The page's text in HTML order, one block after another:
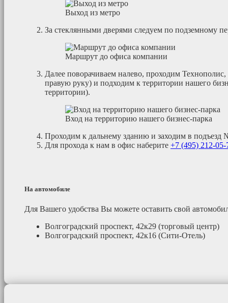
Выход из метро
За стеклянными дверями следуем по подземному
Маршрут до офиса компании
Далее поворачиваем налево, проходим
правую руку) и подходим к территории нашего
территории).
Вход на территорию нашего бизнес-парка
Проходим к дальнему зданию и заходим в подъезд
Для прохода к нам в офис наберите +7 (495) 212-05-
На автомобиле
Для Вашего удобства Вы можете оставить свой
Волгоградский проспект, 42к29 (торговый центр)
Волгоградский проспект, 42к16 (Сити-Отель)